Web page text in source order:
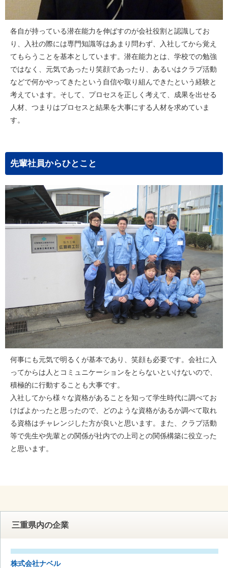
各自が持っている潜在能力を伸ばすのが会社役割と認識してお
り、入社の際には専門知識等はあまり問わず、入社してから覚え
てもらうことを基本としています。潜在能力とは、学校での勉強
ではなく、元気であったり笑顔であったり、あるいはクラブ活動
などで何かやってきたという自信や取り組んできたという経験と
考えています。そして、プロセスを正しく考えて、成果を出せる
人材、つまりはプロセスと結果を大事にする人材を求めていま
す。
先輩社員からひとこと
何事にも元気で明るくが基本であり、笑顔も必要です。会社に入
ってからは人とコミュニケーションをとらないといけないので、
積極的に行動することも大事です。
入社してから様々な資格があることを知って学生時代に調べてお
けばよかったと思ったので、どのような資格があるか調べて取れ
る資格はチャレンジした方が良いと思います。また、クラブ活動
等で先生や先輩との関係が社内での上司との関係構築に役立った
と思います。
三重県内の企業
株式会社ナベル